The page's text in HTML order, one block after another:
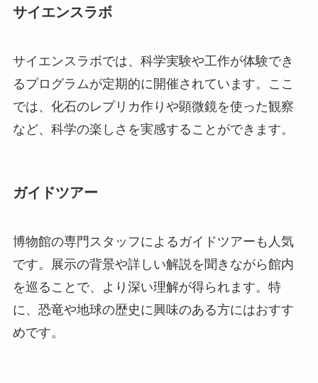
サイエンスラボ
サイエンスラボでは、科学実験や工作が体験でき
るプログラムが定期的に開催されています。ここ
では、化石のレプリカ作りや顕微鏡を使った観察
など、科学の楽しさを実感することができます。
ガイドツアー
博物館の専門スタッフによるガイドツアーも人気
です。展示の背景や詳しい解説を聞きながら館内
を巡ることで、より深い理解が得られます。特
に、恐竜や地球の歴史に興味のある方にはおすす
めです。